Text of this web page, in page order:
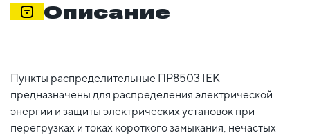
Описание
Пункты распределительные ПР8503 IEK
предназначены для распределения электрической
энергии и защиты электрических установок при
перегрузках и токах короткого замыкания, нечастых